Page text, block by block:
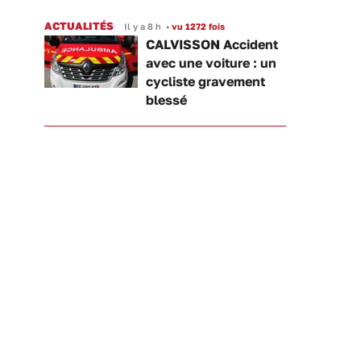
ACTUALITÉS Il y a 8 h • vu 1272 fois
CALVISSON Accident
avec une voiture : un
cycliste gravement
blessé